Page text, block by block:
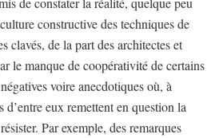
constructive des techniques de
clavés, de la part des architectes et
le manque de coopérativité de certains
voire anecdotiques où, à
d’entre eux remettent en question la
Par exemple, des remarques